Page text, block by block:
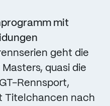
mit
geht die
quasi die
Rennsport,
Titelchancen nach